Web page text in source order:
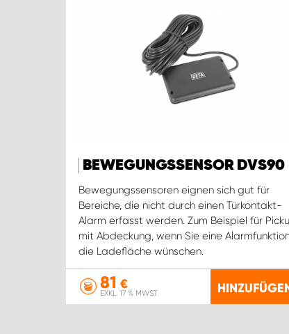
BEWEGUNGSSENSOR DVS90
Bewegungssensoren eignen sich gut für
Bereiche, die nicht durch einen Türkontakt-
Alarm erfasst werden. Zum Beispiel für
mit Abdeckung, wenn Sie eine
die Ladefläche wünschen.
81 €
EXKL. 17 % MWST.